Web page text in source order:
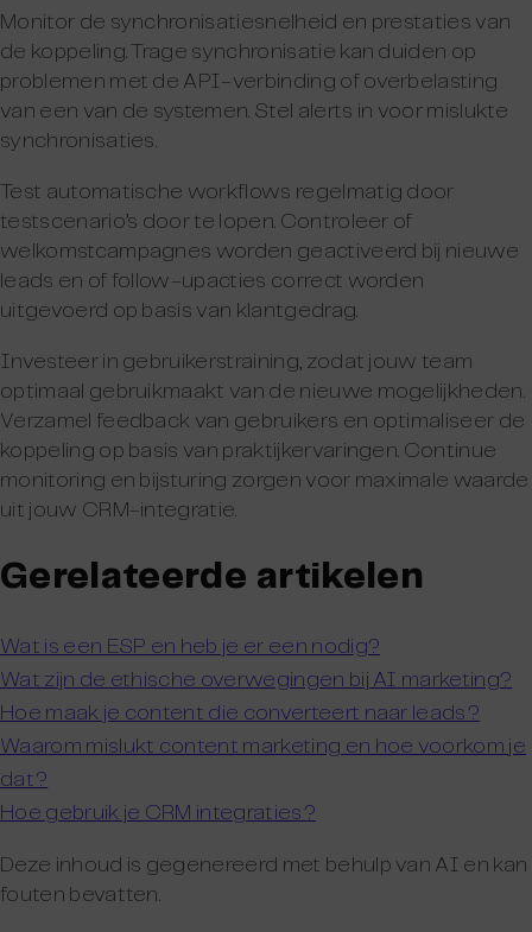
Monitor de synchronisatiesnelheid en prestaties van
de koppeling. Trage synchronisatie kan duiden op
problemen met de API-verbinding of overbelasting
van een van de systemen. Stel alerts in voor mislukte
synchronisaties.
Test automatische workflows regelmatig door
testscenario’s door te lopen. Controleer of
welkomstcampagnes worden geactiveerd bij nieuwe
leads en of follow-upacties correct worden
uitgevoerd op basis van klantgedrag.
Investeer in gebruikerstraining, zodat jouw team
optimaal gebruikmaakt van de nieuwe mogelijkheden.
Verzamel feedback van gebruikers en optimaliseer de
koppeling op basis van praktijkervaringen. Continue
monitoring en bijsturing zorgen voor maximale waarde
uit jouw CRM-integratie.
Gerelateerde artikelen
Wat is een ESP en heb je er een nodig?
Wat zijn de ethische overwegingen bij AI marketing?
Hoe maak je content die converteert naar leads?
Waarom mislukt content marketing en hoe voorkom je
dat?
Hoe gebruik je CRM integraties?
Deze inhoud is gegenereerd met behulp van AI en kan
fouten bevatten.